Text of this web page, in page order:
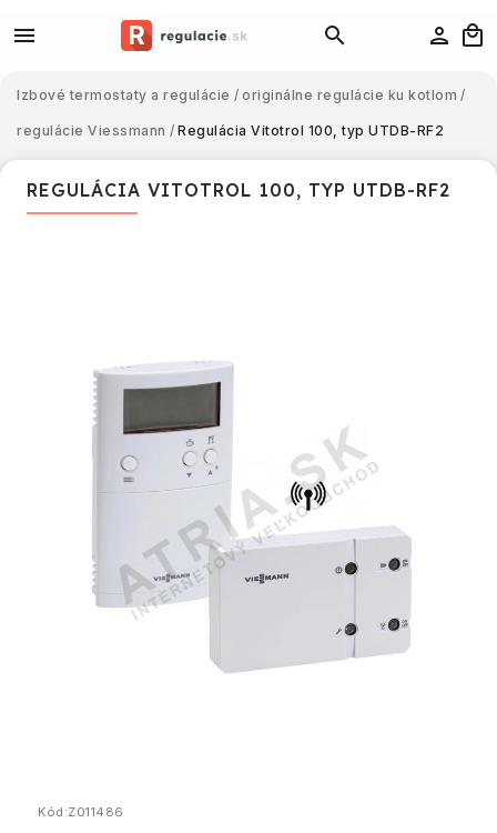
Izbové termostaty a regulácie / originálne regulácie ku kotlom /
regulácie Viessmann / Regulácia Vitotrol 100, typ UTDB-RF2
REGULÁCIA VITOTROL 100, TYP UTDB-RF2
Kód:Z011486